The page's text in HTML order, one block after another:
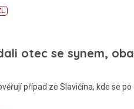
otec se synem, oba
případ ze Slavičína, kde se po